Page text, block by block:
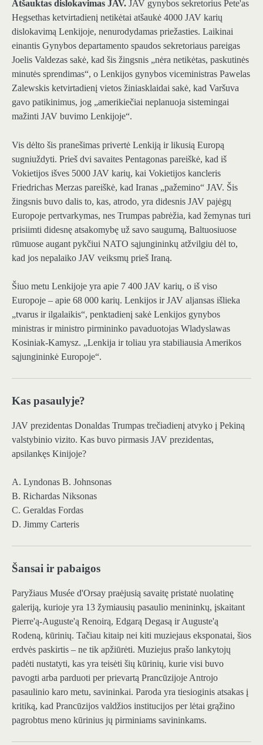
Atšauktas dislokavimas JAV. JAV gynybos sekretorius Pete'as
Hegsethas ketvirtadienį netikėtai atšaukė 4000 JAV karių
dislokavimą Lenkijoje, nenurodydamas priežasties. Laikinai
einantis Gynybos departamento spaudos sekretoriaus pareigas
Joelis Valdezas sakė, kad šis žingsnis „nėra netikėtas, paskutinės
minutės sprendimas“, o Lenkijos gynybos viceministras Pawelas
Zalewskis ketvirtadienį vietos žiniasklaidai sakė, kad Varšuva
gavo patikinimus, jog „amerikiečiai neplanuoja sistemingai
mažinti JAV buvimo Lenkijoje“.
Vis dėlto šis pranešimas privertė Lenkiją ir likusią Europą
sugniuždyti. Prieš dvi savaites Pentagonas pareiškė, kad iš
Vokietijos išves 5000 JAV karių, kai Vokietijos kancleris
Friedrichas Merzas pareiškė, kad Iranas „pažemino“ JAV. Šis
žingsnis buvo dalis to, kas, atrodo, yra didesnis JAV pajėgų
Europoje pertvarkymas, nes Trumpas pabrėžia, kad žemynas turi
prisiimti didesnę atsakomybę už savo saugumą, Baltuosiuose
rūmuose augant pykčiui NATO sąjungininkų atžvilgiu dėl to,
kad jos nepalaiko JAV veiksmų prieš Iraną.
Šiuo metu Lenkijoje yra apie 7 400 JAV karių, o iš viso
Europoje – apie 68 000 karių. Lenkijos ir JAV aljansas išlieka
„tvarus ir ilgalaikis“, penktadienį sakė Lenkijos gynybos
ministras ir ministro pirmininko pavaduotojas Wladyslawas
Kosiniak-Kamysz. „Lenkija ir toliau yra stabiliausia Amerikos
sąjungininkė Europoje“.
Kas pasaulyje?
JAV prezidentas Donaldas Trumpas trečiadienį atvyko į Pekiną
valstybinio vizito. Kas buvo pirmasis JAV prezidentas,
apsilankęs Kinijoje?
A. Lyndonas B. Johnsonas
B. Richardas Niksonas
C. Geraldas Fordas
D. Jimmy Carteris
Šansai ir pabaigos
Paryžiaus Musée d'Orsay praėjusią savaitę pristatė nuolatinę
galeriją, kurioje yra 13 žymiausių pasaulio menininkų, įskaitant
Pierre'ą-Auguste'ą Renoirą, Edgarą Degasą ir Auguste'ą
Rodeną, kūrinių. Tačiau kitaip nei kiti muziejaus eksponatai, šios
erdvės paskirtis – ne tik apžiūrėti. Muziejus prašo lankytojų
padėti nustatyti, kas yra teisėti šių kūrinių, kurie visi buvo
pavogti arba parduoti per prievartą Prancūzijoje Antrojo
pasaulinio karo metu, savininkai. Paroda yra tiesioginis atsakas į
kritiką, kad Prancūzijos valdžios institucijos per lėtai grąžino
pagrobtus meno kūrinius jų pirminiams savininkams.